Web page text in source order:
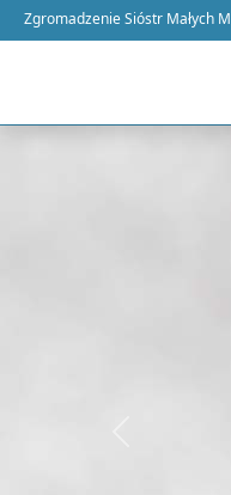
Zgromadzenie Sióstr Małych